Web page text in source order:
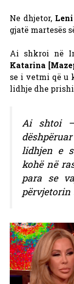
Ne dhjetor, Leni
gjatë martesës
Ai shkroi në
Katarina
se i vetmi që u
lidhje dhe
Ai shtoi
lidhjen e
kohë në
para se
përvjetorin